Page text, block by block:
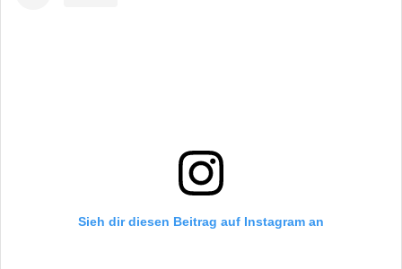
Sieh dir diesen Beitrag auf Instagram an